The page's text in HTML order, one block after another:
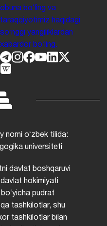
obuna boʻling va
taraqqiyotimiz haqidagi
soʻnggi yangiliklardan
xabardor boʻling.
nomi oʻzbek tilida:
universiteti
davlat boshqaruvi
hokimiyati
pudrat
tashkilotlar, shu
tashkilotlar bilan